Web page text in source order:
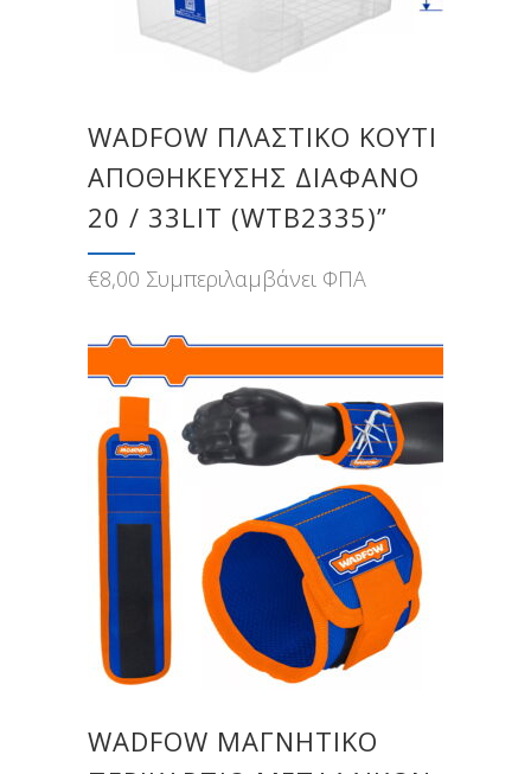
WADFOW ΠΛΑΣΤΙΚΟ ΚΟΥΤΙ
ΑΠΟΘΗΚΕΥΣΗΣ ΔΙΑΦΑΝΟ
20 / 33LIT (WTB2335)”
€8,00 Συμπεριλαμβάνει ΦΠΑ
WADFOW ΜΑΓΝΗΤΙΚΟ